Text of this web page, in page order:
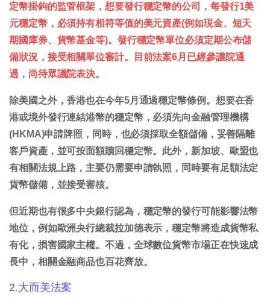
定幣掛鉤的監管框架，想要發行穩定幣的公司，每發行1美
元穩定幣，必須持有相符等值的美元資產(例如現金、短天
期國庫券、貨幣基金等)。發行穩定幣單位必須定期公布儲
備狀況，接受相關單位審計。目前法案6月已經參議院通
過，尚待眾議院表決。
除美國之外，香港也在今年5月通過穩定幣條例。想要在香
港或境外發行連結港幣的穩定幣，必須先向金融管理機構
(HKMA)申請牌照，同時，也必須採取全額儲備，妥善隔離
客戶資產，並可按面額贖回穩定幣。此外，新加坡、歐盟也
有相關法規上路，主要仍需要申請執照，同時要有足額法定
貨幣儲備，並接受審核。
但近期也有很多中央銀行認為，穩定幣的發行可能影響法幣
地位，例如歐洲央行總裁拉加德表示，穩定幣將造成貨幣私
有化，損害國家主權。不過，全球數位貨幣市場正在快速成
長中，相關金融商品也百花齊放。
2.大而美法案